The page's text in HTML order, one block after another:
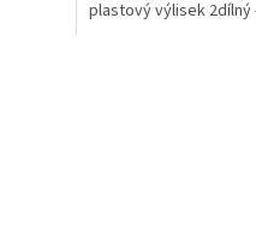
plastový výlisek 2dílný